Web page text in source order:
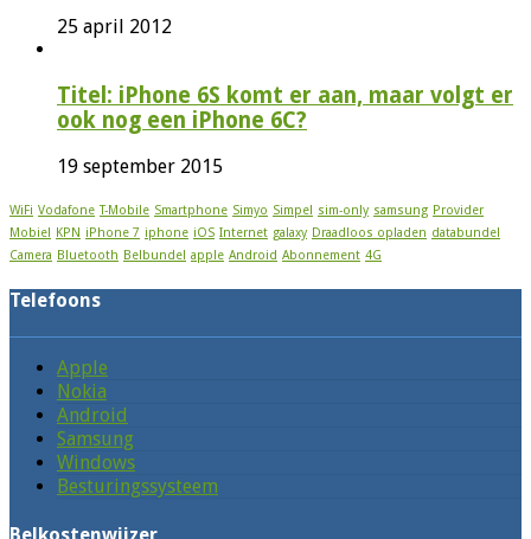
25 april 2012
Titel: iPhone 6S komt er aan, maar volgt er
ook nog een iPhone 6C?
19 september 2015
WiFi Vodafone T-Mobile Smartphone Simyo Simpel sim-only samsung Provider
Mobiel KPN iPhone 7 iphone iOS Internet galaxy Draadloos opladen databundel
Camera Bluetooth Belbundel apple Android Abonnement 4G
Telefoons
Apple
Nokia
Android
Samsung
Windows
Besturingssysteem